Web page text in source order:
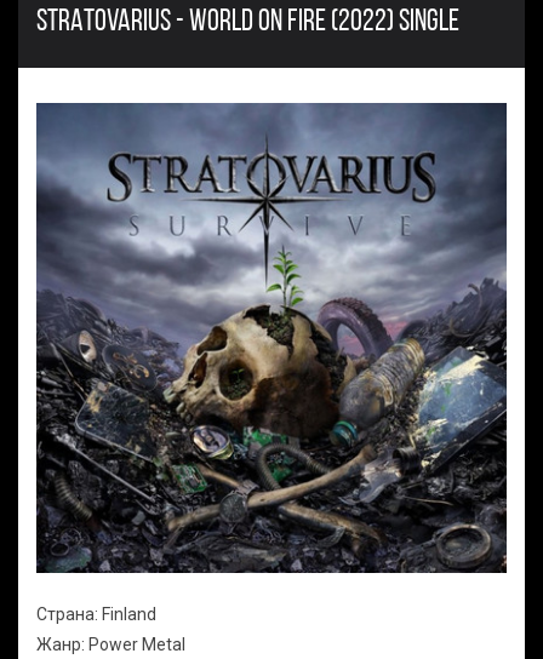
STRATOVARIUS - WORLD ON FIRE (2022) SINGLE
Страна: Finland
Жанр: Power Metal